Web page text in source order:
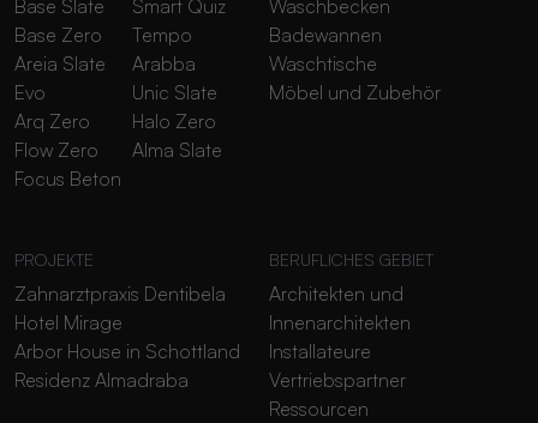
Base Slate
Base Zero
Areia Slate
Evo
Arq Zero
Flow Zero
Focus Beton
Smart Quiz
Tempo
Arabba
Unic Slate
Halo Zero
Alma Slate
Waschbecken
Badewannen
Waschtische
Möbel und Zubehör
PROJEKTE
Zahnarztpraxis Dentibela
Hotel Mirage
Arbor House in Schottland
Residenz Almadraba
BERUFLICHES GEBIET
Architekten und
Innenarchitekten
Installateure
Vertriebspartner
Ressourcen